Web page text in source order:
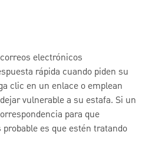
electrónicos
rápida cuando piden su
clic en un enlace o emplean
vulnerable a su estafa. Si un
para que
es que estén tratando